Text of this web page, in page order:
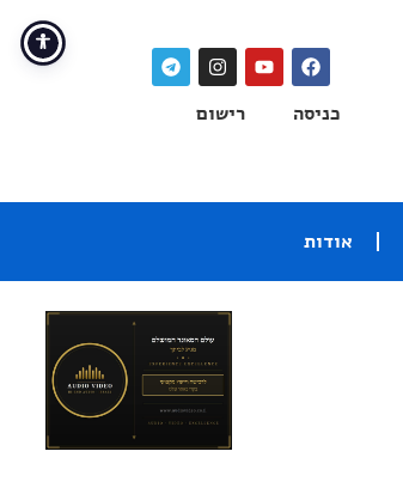
כניסה רישום
אודות